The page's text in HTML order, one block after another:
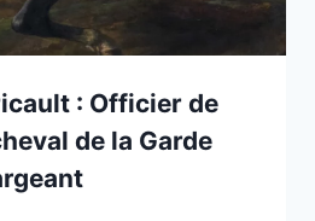
: Officier de
de la Garde